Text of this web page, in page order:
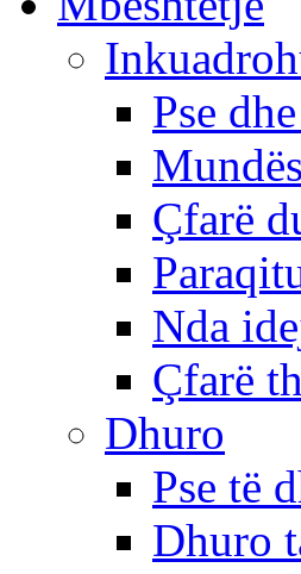
Pse
Çfarë
Nda
Çfarë
Dhuro
Pse të
Dhuro